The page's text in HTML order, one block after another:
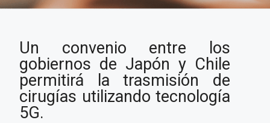
Chile potenciará
telemedicina con
tecnología 5G
Un convenio entre los
gobiernos de Japón y Chile
permitirá la trasmisión de
cirugías utilizando tecnología
5G.